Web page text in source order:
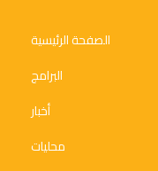
الصفحة الرئيسية
البرامج
أخبار
محليات